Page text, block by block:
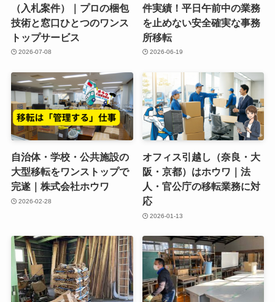
（入札案件）｜プロの梱包
技術と窓口ひとつのワンス
トップサービス
2026-07-08
件実績！平日午前中の業務
を止めない安全確実な事務
所移転
2026-06-19
自治体・学校・公共施設の
大型移転をワンストップで
完遂｜株式会社ホウワ
2026-02-28
オフィス引越し（奈良・大
阪・京都）はホウワ｜法
人・官公庁の移転業務に対
応
2026-01-13